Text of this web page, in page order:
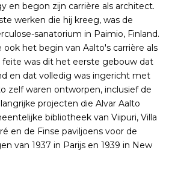
en begon zijn carrière als architect.
werken die hij kreeg, was de
sanatorium in Paimio, Finland.
het begin van Aalto's carrière als
was dit het eerste gebouw dat
en dat volledig was ingericht met
zelf waren ontworpen, inclusief de
projecten die Alvar Aalto
bibliotheek van Viipuri, Villa
en de Finse paviljoens voor de
van 1937 in Parijs en 1939 in New